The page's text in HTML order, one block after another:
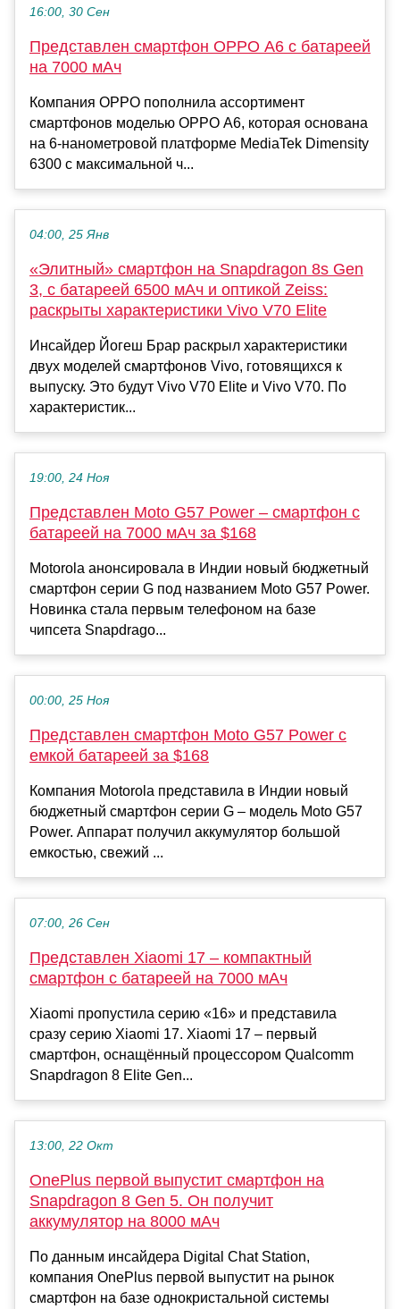
16:00, 30 Сен
Представлен смартфон OPPO A6 с батареей
на 7000 мАч
Компания OPPO пополнила ассортимент
смартфонов моделью OPPO A6, которая основана
на 6-нанометровой платформе MediaTek Dimensity
6300 с максимальной ч...
04:00, 25 Янв
«Элитный» смартфон на Snapdragon 8s Gen
3, с батареей 6500 мАч и оптикой Zeiss:
раскрыты характеристики Vivo V70 Elite
Инсайдер Йогеш Брар раскрыл характеристики
двух моделей смартфонов Vivo, готовящихся к
выпуску. Это будут Vivo V70 Elite и Vivo V70. По
характеристик...
19:00, 24 Ноя
Представлен Moto G57 Power – смартфон с
батареей на 7000 мАч за $168
Motorola анонсировала в Индии новый бюджетный
смартфон серии G под названием Moto G57 Power.
Новинка стала первым телефоном на базе
чипсета Snapdrago...
00:00, 25 Ноя
Представлен смартфон Moto G57 Power с
емкой батареей за $168
Компания Motorola представила в Индии новый
бюджетный смартфон серии G – модель Moto G57
Power. Аппарат получил аккумулятор большой
емкостью, свежий ...
07:00, 26 Сен
Представлен Xiaomi 17 – компактный
смартфон с батареей на 7000 мАч
Xiaomi пропустила серию «16» и представила
сразу серию Xiaomi 17. Xiaomi 17 – первый
смартфон, оснащённый процессором Qualcomm
Snapdragon 8 Elite Gen...
13:00, 22 Окт
OnePlus первой выпустит смартфон на
Snapdragon 8 Gen 5. Он получит
аккумулятор на 8000 мАч
По данным инсайдера Digital Chat Station,
компания OnePlus первой выпустит на рынок
смартфон на базе однокристальной системы